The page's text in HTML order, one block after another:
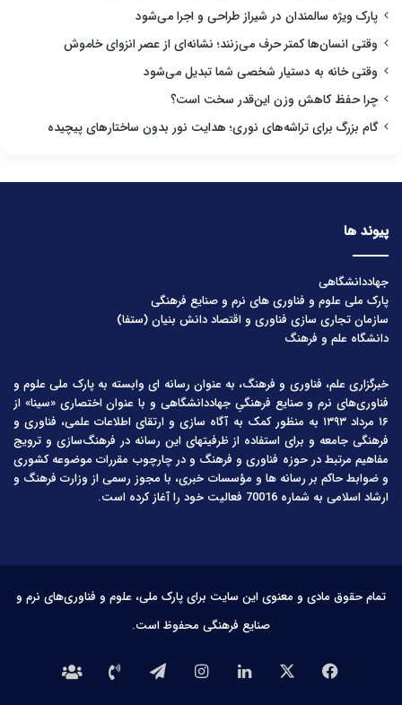
پارک ویژه سالمندان در شیراز طراحی و اجرا می‌شود
وقتی انسان‌ها کمتر حرف می‌زنند؛ نشانه‌ای از عصر انزوای خاموش
وقتی خانه به دستیار شخصی شما تبدیل می‌شود
چرا حفظ کاهش وزن این‌قدر سخت است؟
گام بزرگ برای تراشه‌های نوری؛ هدایت نور بدون ساختارهای پیچیده
پیوند ها
جهاددانشگاهی
پارک ملی علوم و فناوری های نرم و صنایع فرهنگی
سازمان تجاری سازی فناوری و اقتصاد دانش بنیان (ستفا)
دانشگاه علم و فرهنگ
خبرگزاری علم، فناوری و فرهنگ، به عنوان رسانه ای وابسته به پارک ملی علوم و
فناوری‌های نرم و صنایع فرهنگیِ جهاددانشگاهی و با عنوان اختصاری «سینا» از
۱۶ مرداد ۱۳۹۳ به منظور کمک به آگاه سازی و ارتقای اطلاعات علمی، فناوری و
فرهنگی جامعه و برای استفاده از ظرفیتهای این رسانه در فرهنگ‌سازی و ترویج
مفاهیم مرتبط در حوزه فناوری و فرهنگ و در چارچوب مقررات موضوعه کشوری
و ضوابط حاکم بر رسانه ها و مؤسسات خبری، با مجوز رسمی از وزارت فرهنگ و
ارشاد اسلامی به شماره 70016 فعالیت خود را آغاز کرده است.
تمام حقوق مادی و معنوی این سایت برای پارک ملی، علوم و فناوری‌های نرم و
صنایع فرهنگی محفوظ است.
فیس
لینکدیناینستاگرامتلگرامتماس درباره